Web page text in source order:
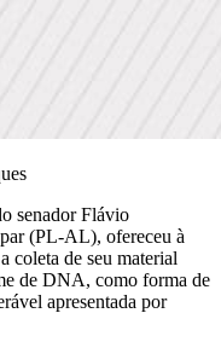
senador Flávio
(PL-AL), ofereceu à
coleta de seu material
de DNA, como forma de
apresentada por